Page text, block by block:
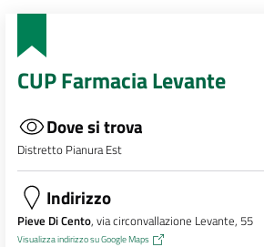
CUP Farmacia Levante
Dove si trova
Distretto Pianura Est
Indirizzo
Pieve Di Cento, via circonvallazione Levante, 55
Visualizza indirizzo su Google Maps